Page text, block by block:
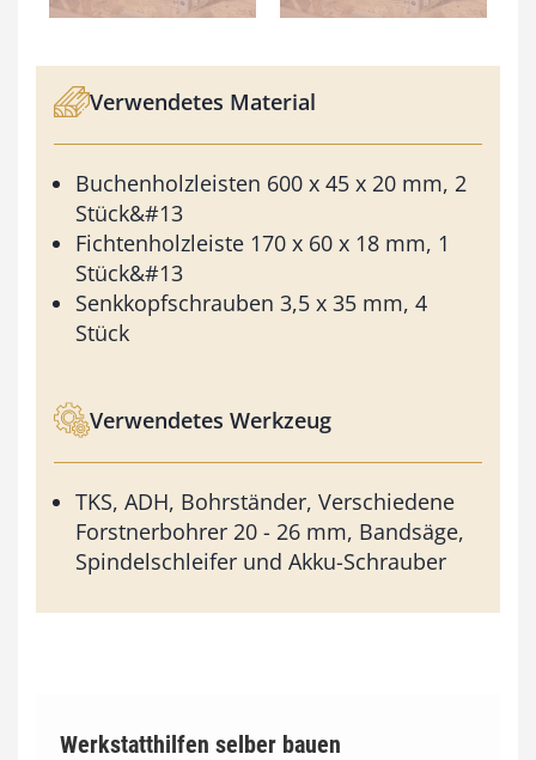
Verwendetes Material
Buchenholzleisten 600 x 45 x 20 mm, 2
Stück&#13
Fichtenholzleiste 170 x 60 x 18 mm, 1
Stück&#13
Senkkopfschrauben 3,5 x 35 mm, 4
Stück
Verwendetes Werkzeug
TKS, ADH, Bohrständer, Verschiedene
Forstnerbohrer 20 - 26 mm, Bandsäge,
Spindelschleifer und Akku-Schrauber
Werkstatthilfen selber bauen